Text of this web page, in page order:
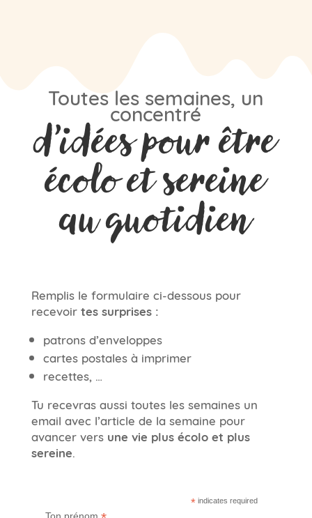
Toutes les semaines, un
concentré
d’idées pour être
écolo et sereine
au quotidien
Remplis le formulaire ci-dessous pour
recevoir tes surprises :
patrons d’enveloppes
cartes postales à imprimer
recettes, …
Tu recevras aussi toutes les semaines un
email avec l’article de la semaine pour
avancer vers une vie plus écolo et plus
sereine.
* indicates required